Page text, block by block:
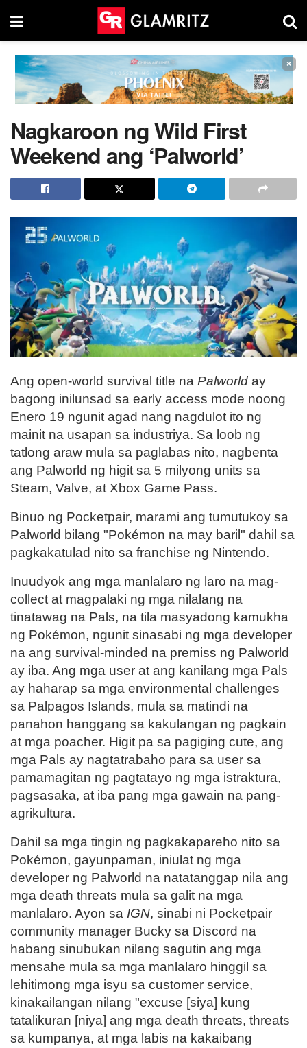
×
Nagkaroon ng Wild First
Weekend ang ‘Palworld’
Ang open-world survival title na Palworld ay
bagong inilunsad sa early access mode noong
Enero 19 ngunit agad nang nagdulot ito ng
mainit na usapan sa industriya. Sa loob ng
tatlong araw mula sa paglabas nito, nagbenta
ang Palworld ng higit sa 5 milyong units sa
Steam, Valve, at Xbox Game Pass.
Binuo ng Pocketpair, marami ang tumutukoy sa
Palworld bilang "Pokémon na may baril" dahil sa
pagkakatulad nito sa franchise ng Nintendo.
Inuudyok ang mga manlalaro ng laro na mag-
collect at magpalaki ng mga nilalang na
tinatawag na Pals, na tila masyadong kamukha
ng Pokémon, ngunit sinasabi ng mga developer
na ang survival-minded na premiss ng Palworld
ay iba. Ang mga user at ang kanilang mga Pals
ay haharap sa mga environmental challenges
sa Palpagos Islands, mula sa matindi na
panahon hanggang sa kakulangan ng pagkain
at mga poacher. Higit pa sa pagiging cute, ang
mga Pals ay nagtatrabaho para sa user sa
pamamagitan ng pagtatayo ng mga istraktura,
pagsasaka, at iba pang mga gawain na pang-
agrikultura.
Dahil sa mga tingin ng pagkakapareho nito sa
Pokémon, gayunpaman, iniulat ng mga
developer ng Palworld na natatanggap nila ang
mga death threats mula sa galit na mga
manlalaro. Ayon sa IGN, sinabi ni Pocketpair
community manager Bucky sa Discord na
habang sinubukan nilang sagutin ang mga
mensahe mula sa mga manlalaro hinggil sa
lehitimong mga isyu sa customer service,
kinakailangan nilang "excuse [siya] kung
tatalikuran [niya] ang mga death threats, threats
sa kumpanya, at mga labis na kakaibang